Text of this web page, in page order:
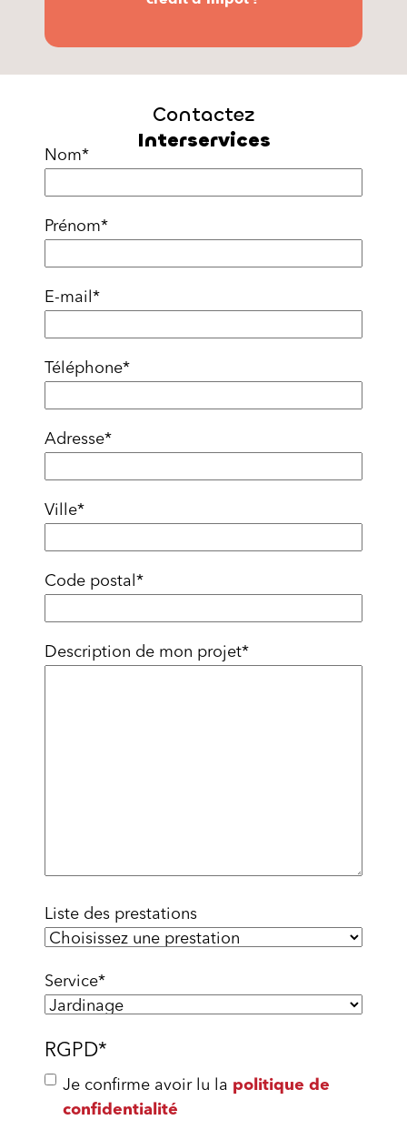
Contactez
Interservices
Nom*
Prénom*
E-mail *
Téléphone*
Adresse*
Ville*
Code postal *
Description de mon projet*
Liste des prestations
Service*
RGPD*
Je confirme avoir lu la politique de
confidentialité